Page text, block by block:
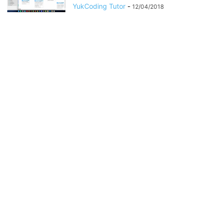
YukCoding Tutor - 12/04/2018